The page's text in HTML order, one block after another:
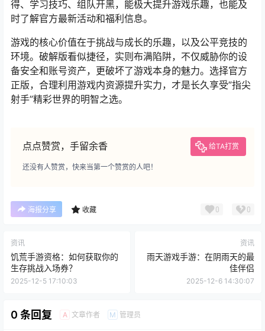
得、学习技巧、组队开黑，能极大提升游戏乐趣，也能及
时了解官方最新活动和福利信息。
游戏的核心价值在于挑战与成长的乐趣，以及公平竞技的
环境。破解版看似捷径，实则布满陷阱，不仅威胁你的设
备安全和账号资产，更破坏了游戏本身的魅力。选择官方
正版，合理利用游戏内资源提升实力，才是长久享受”指尖
射手”精彩世界的明智之选。
点点赞赏，手留余香 给TA打赏
还没有人赞赏，快来当第一个赞赏的人吧！
海报分享 收藏 0 0
资讯
饥荒手游资格：如何获取你的
生存挑战入场券？
2025-12-5 17:10:03
资讯
雨天游戏手游：在阴雨天的最
佳伴侣
2025-12-6 14:30:07
0 条回复 A 文章作者 M 管理员